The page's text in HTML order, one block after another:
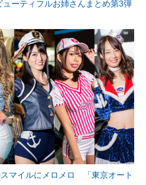
ーティフルお姉さんまとめ第3弾
マイルにメロメロ 「東京オート